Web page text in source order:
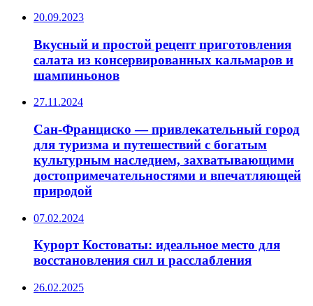
20.09.2023
Вкусный и простой рецепт приготовления
салата из консервированных кальмаров и
шампиньонов
27.11.2024
Сан-Франциско — привлекательный город
для туризма и путешествий с богатым
культурным наследием, захватывающими
достопримечательностями и впечатляющей
природой
07.02.2024
Курорт Костоваты: идеальное место для
восстановления сил и расслабления
26.02.2025